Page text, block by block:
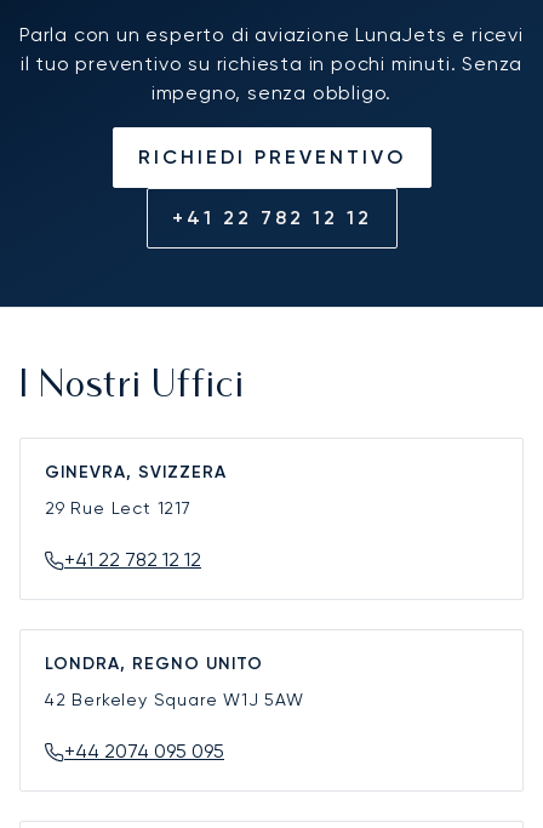
Parla con un esperto di aviazione LunaJets e ricevi
il tuo preventivo su richiesta in pochi minuti. Senza
impegno, senza obbligo.
RICHIEDI PREVENTIVO
+41 22 782 12 12
I Nostri Uffici
GINEVRA, SVIZZERA
29 Rue Lect 1217
+41 22 782 12 12
LONDRA, REGNO UNITO
42 Berkeley SquareW1J 5AW
+44 2074 095 095